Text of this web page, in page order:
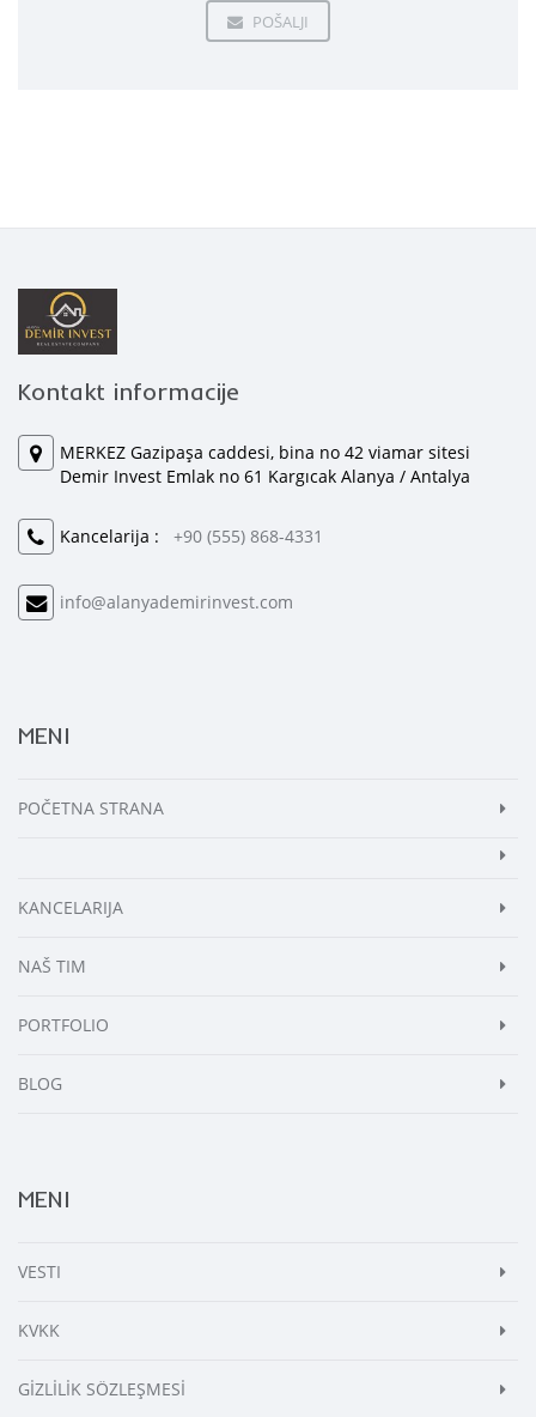
POŠALJI
Kontakt informacije
MERKEZ Gazipaşa caddesi, bina no 42 viamar sitesi
Demir Invest Emlak no 61 Kargıcak Alanya / Antalya
Kancelarija : +90 (555) 868-4331
info@alanyademirinvest.com
MENI
POČETNA STRANA
KANCELARIJA
NAŠ TIM
PORTFOLIO
BLOG
MENI
VESTI
KVKK
GİZLİLİK SÖZLEŞMESİ